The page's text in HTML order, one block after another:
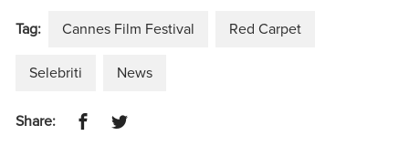
Tag: Cannes Film Festival Red Carpet
Selebriti News
Share: